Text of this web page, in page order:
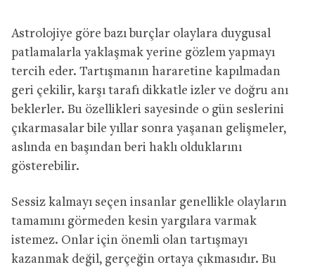
Astrolojiye göre bazı burçlar olaylara duygusal
patlamalarla yaklaşmak yerine gözlem yapmayı
tercih eder. Tartışmanın hararetine kapılmadan
geri çekilir, karşı tarafı dikkatle izler ve doğru anı
beklerler. Bu özellikleri sayesinde o gün seslerini
çıkarmasalar bile yıllar sonra yaşanan gelişmeler,
aslında en başından beri haklı olduklarını
gösterebilir.
Sessiz kalmayı seçen insanlar genellikle olayların
tamamını görmeden kesin yargılara varmak
istemez. Onlar için önemli olan tartışmayı
kazanmak değil, gerçeğin ortaya çıkmasıdır. Bu